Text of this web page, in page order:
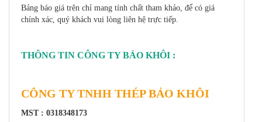
Bảng báo giá trên chỉ mang tính chất tham khảo, để có giá
chính xác, quý khách vui lòng liên hệ trực tiếp.
THÔNG TIN CÔNG TY BẢO KHÔI :
CÔNG TY TNHH THÉP BẢO KHÔI
MST : 0318348173